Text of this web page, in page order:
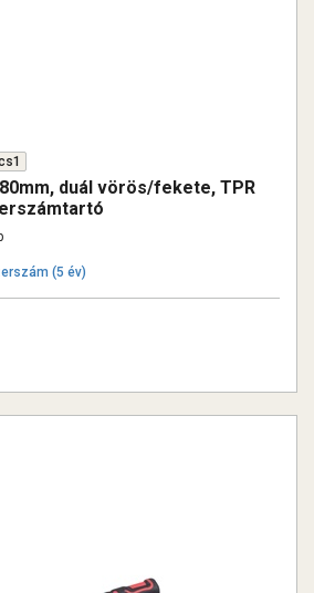
duál vörös/fekete, TPR
(5 év)